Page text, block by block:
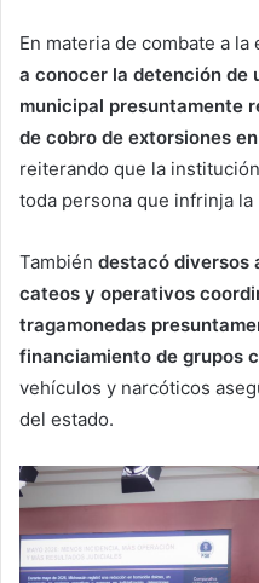
En materia de combate a la
a conocer la detención de
municipal presuntamente
de cobro de extorsiones
reiterando que la
toda persona que infrinja la
También destacó diversos
cateos y operativos
tragamonedas
financiamiento de grupos
vehículos y narcóticos
del estado.